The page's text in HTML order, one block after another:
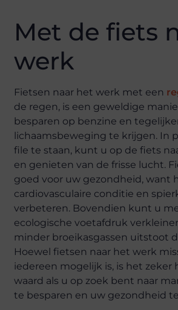
Met de fiets
werk
Fietsen naar het werk met een
de regen, is een geweldige
besparen op benzine en
lichaamsbeweging te krijgen. In
file te staan, kunt u op de fiets
en genieten van de frisse lucht.
goed voor uw gezondheid, want
cardiovasculaire conditie en
verbeteren. Bovendien kunt u
ecologische voetafdruk
minder broeikasgassen uitstoot
Hoewel fietsen naar het werk
iedereen mogelijk is, is het zeker
waard als u op zoek bent naar
te besparen en uw gezondheid